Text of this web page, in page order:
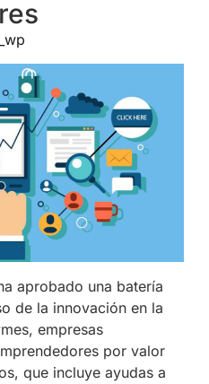
aprobado una batería
de la innovación en la
empresas
por valor
que incluye ayudas a